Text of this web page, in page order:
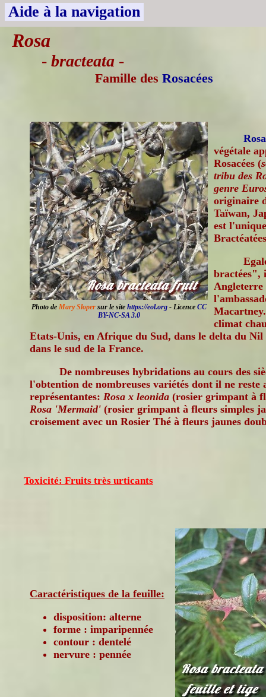
Aide à la navigation
Rosa
- bracteata -
Famille des Rosacées
Photo de Mary Slopersur le site https://eol.org- Licence CC
BY-NC-SA 3.0
Rosa
végétale
Rosacées (
tribu des
genre
originaire
Taïwan,
est
bractées",
Angleterre
climat
Etats-Unis, en Afrique du Sud, dans le delta du Nil
dans le sud de la France.
De nombreuses hybridations au cours des
l'obtention de nombreuses variétés dont il ne
représentantes: Rosa x leonida (rosier grimpant à
Rosa 'Mermaid' (rosier grimpant à fleurs simples
croisement avec un Rosier Thé à fleurs jaunes
Toxicité: Fruits très urticants
Caractéristiques de la feuille:
disposition: alterne
forme : imparipennée
contour : dentelé
nervure : pennée